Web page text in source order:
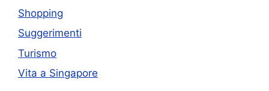
Shopping
Suggerimenti
Turismo
Vita a Singapore